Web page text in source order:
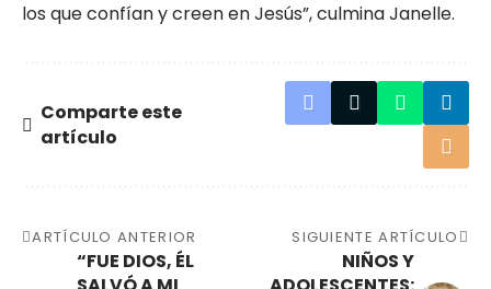
los que confían y creen en Jesús”, culmina Janelle.
Comparte este
artículo
ARTÍCULO ANTERIOR
“FUE DIOS, ÉL
SIGUIENTE ARTÍCULO
NIÑOS Y